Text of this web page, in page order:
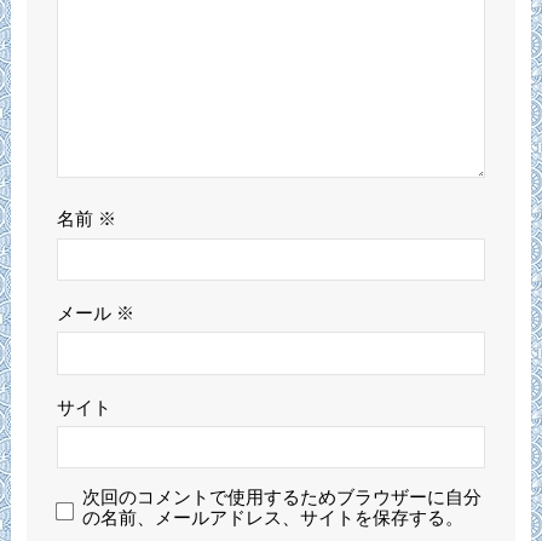
名前 ※
メール ※
サイト
次回のコメントで使用するためブラウザーに自分
の名前、メールアドレス、サイトを保存する。